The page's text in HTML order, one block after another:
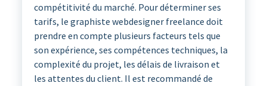
compétitivité du marché. Pour déterminer ses
tarifs, le graphiste webdesigner freelance doit
prendre en compte plusieurs facteurs tels que
son expérience, ses compétences techniques, la
complexité du projet, les délais de livraison et
les attentes du client. Il est recommandé de